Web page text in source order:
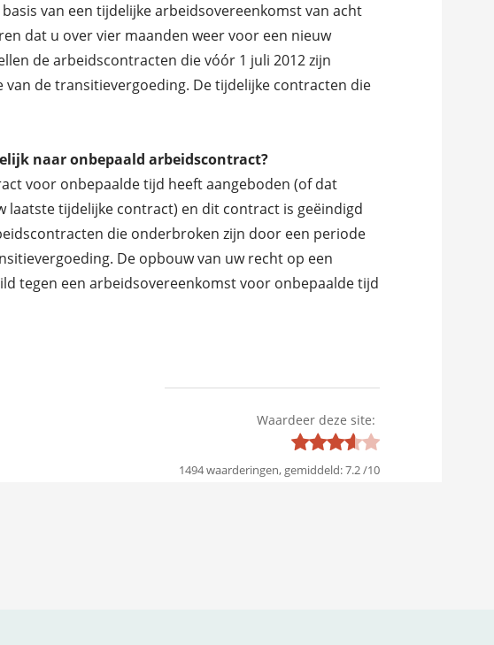
van een tijdelijke arbeidsovereenkomst van acht
dat u over vier maanden weer voor een nieuw
de arbeidscontracten die vóór 1 juli 2012 zijn
de transitievergoeding. De tijdelijke contracten die
naar onbepaald arbeidscontract?
voor onbepaalde tijd heeft aangeboden (of dat
laatste tijdelijke contract) en dit contract is geëindigd
die onderbroken zijn door een periode
De opbouw van uw recht op een
tegen een arbeidsovereenkomst voor onbepaalde tijd
Waardeer deze site:
1494waarderingen, gemiddeld:7.2/10